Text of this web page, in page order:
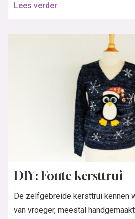
Lees verder
DIY: Foute kersttrui
De zelfgebreide kersttrui kennen
van vroeger, meestal